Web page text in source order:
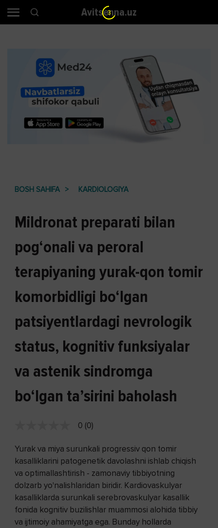
Avitsenna.uz
BOSH SAHIFA KARDIOLOGIYA
Mildronat preparati bilan
pog‘onali va peroral
terapiyaning yurak-qon tomir
komorbidligi bo‘lgan
patsiyentlardagi nevrologik
status, kognitiv funksiyalar
va astenik sindromga
bo‘lgan ta’sirini baholash
0 (0)
Yurak va miya surunkali progressiv qon tomir
kasalliklarini patogenetik davolashni ishlab chiqish
va optimallashtirish - zamonaviy tibbiyotning
dolzarb yo'nalishlaridan biridir. Kardiovaskulyar
kasalliklarda surunkali serebrovaskulyar kasallik
fonida kognitiv buzilishlar muammosi alohida tibbiy
va ijtimoiy ahamiyatga ega. Bunday hollarda
2